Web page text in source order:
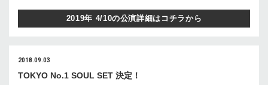
2019年 4/10の公演詳細はコチラから
2018.09.03
TOKYO No.1 SOUL SET 決定！